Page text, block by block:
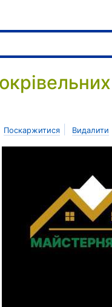
Поскаржитися Видалити